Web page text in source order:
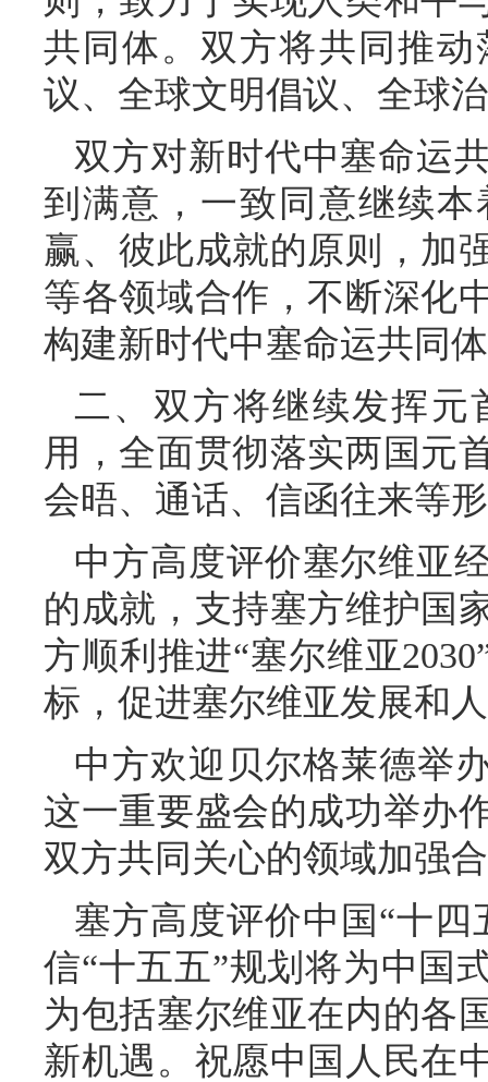
共同体。双方将共同推
议、全球文明倡议、全球
双方对新时代中塞命运
到满意，一致同意继续
赢、彼此成就的原则，加
等各领域合作，不断深化
构建新时代中塞命运共同
二、双方将继续发挥元
用，全面贯彻落实两国元
会晤、通话、信函往来等
中方高度评价塞尔维亚
的成就，支持塞方维护国
方顺利推进“塞尔维亚
标，促进塞尔维亚发展和
中方欢迎贝尔格莱德举
这一重要盛会的成功举办
双方共同关心的领域加强
塞方高度评价中国“十
信“十五五”规划将为中国
为包括塞尔维亚在内的各
新机遇。祝愿中国人民在